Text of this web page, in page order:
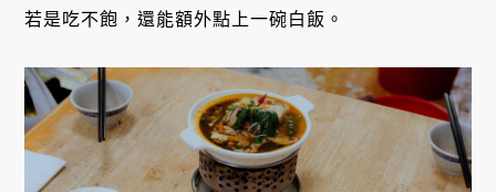
若是吃不飽，還能額外點上一碗白飯。